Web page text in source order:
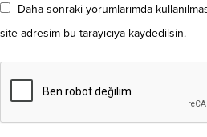
Daha sonraki yorumlarımda
site adresim bu tarayıcıya kaydedilsin.